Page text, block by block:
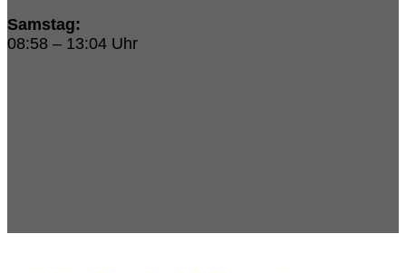
Samstag:
08:58 – 13:04 Uhr